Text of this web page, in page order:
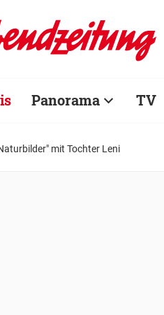
Panorama TV
mit Tochter Leni